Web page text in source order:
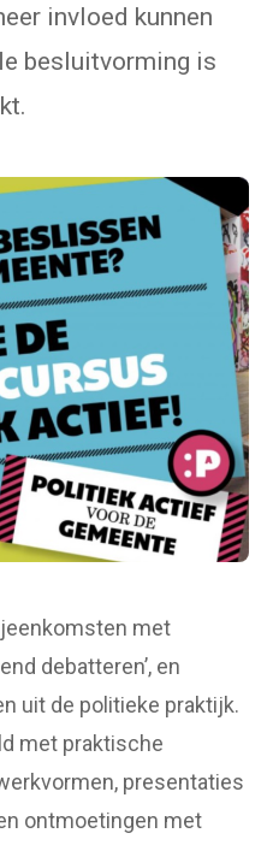
invloed kunnen
besluitvorming is
met
debatteren’, en
uit de politieke praktijk.
met praktische
presentaties
ontmoetingen met